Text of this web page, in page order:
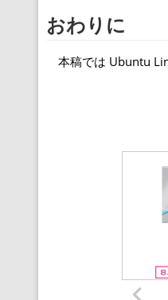
おわりに
本稿では Ubuntu